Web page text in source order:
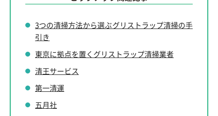
3つの清掃方法から選ぶグリストラップ清掃の手
引き
東京に拠点を置くグリストラップ清掃業者
清王サービス
第一清運
五月社